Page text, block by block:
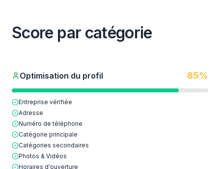
Score par catégorie
Optimisation du profil 85%
Entreprise vérifiée
Adresse
Numéro de téléphone
Catégorie principale
Catégories secondaires
Photos & Vidéos
Horaires d'ouverture